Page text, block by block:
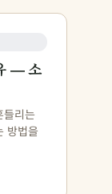
— 소
들리는
방법을